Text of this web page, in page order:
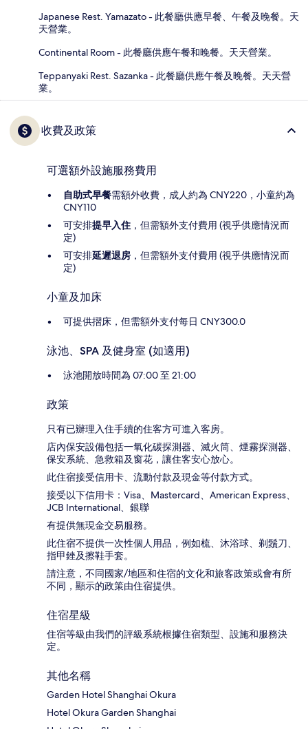
Japanese Rest. Yamazato - 此餐廳供應早餐、午餐及晚餐。天
天營業。
Continental Room - 此餐廳供應午餐和晚餐。天天營業。
Teppanyaki Rest. Sazanka - 此餐廳供應午餐及晚餐。天天營
業。
收費及政策
可選額外設施服務費用
自助式早餐需額外收費，成人約為 CNY220，小童約為
CNY110
可安排提早入住 ，但需額外支付費用 (視乎供應情況而
定)
可安排延遲退房 ，但需額外支付費用 (視乎供應情況而
定)
小童及加床
可提供摺床，但需額外支付每日 CNY300.0
泳池、SPA 及健身室 (如適用)
泳池開放時間為 07:00 至 21:00
政策
只有已辦理入住手續的住客方可進入客房。
店內保安設備包括一氧化碳探測器、滅火筒、煙霧探測器、
保安系統、急救箱及窗花，讓住客安心放心。
此住宿接受信用卡、流動付款及現金等付款方式。
接受以下信用卡：Visa、Mastercard、American Express、
JCB International、銀聯
有提供無現金交易服務。
此住宿不提供一次性個人用品，例如梳、沐浴球、剃鬚刀、
指甲銼及擦鞋手套。
請注意，不同國家/地區和住宿的文化和旅客政策或會有所
不同，顯示的政策由住宿提供。
住宿星級
住宿等級由我們的評級系統根據住宿類型、設施和服務決
定。
其他名稱
Garden Hotel Shanghai Okura
Hotel Okura Garden Shanghai